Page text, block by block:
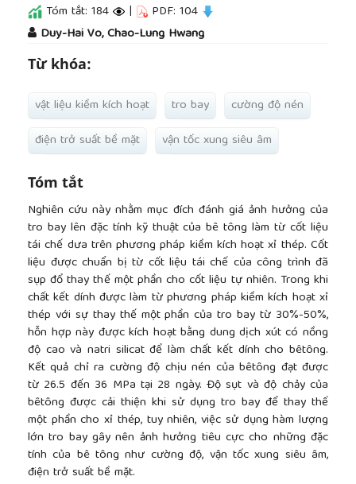
Tóm tắt: 184 | PDF: 104
Duy-Hai Vo, Chao-Lung Hwang
Từ khóa:
vật liệu kiềm kích hoạt tro bay
cường độ nén
điện trở suất bề mặt
vận tốc xung siêu âm
Tóm tắt
Nghiên cứu này nhằm mục đích đánh giá ảnh hưởng của
tro bay lên đặc tính kỹ thuật của bê tông làm từ cốt liệu
tái chế dưa trên phương pháp kiềm kích hoạt xỉ thép. Cốt
liệu được chuẩn bị từ cốt liệu tái chế của công trình đã
sụp đổ thay thế một phần cho cốt liệu tự nhiên. Trong khi
chất kết dính được làm từ phương pháp kiềm kích hoạt xỉ
thép với sự thay thế một phần của tro bay từ 30%-50%,
hỗn hợp này được kích hoạt bằng dung dịch xút có nồng
độ cao và natri silicat để làm chất kết dính cho bêtông.
Kết quả chỉ ra cường độ chịu nén của bêtông đạt được
từ 26.5 đến 36 MPa tại 28 ngày. Độ sụt và độ chảy của
bêtông được cải thiện khi sử dụng tro bay để thay thế
một phần cho xỉ thép, tuy nhiên, việc sử dụng hàm lượng
lớn tro bay gây nên ảnh hưởng tiêu cực cho những đặc
tính của bê tông như cường độ, vận tốc xung siêu âm,
điện trở suất bề mặt.